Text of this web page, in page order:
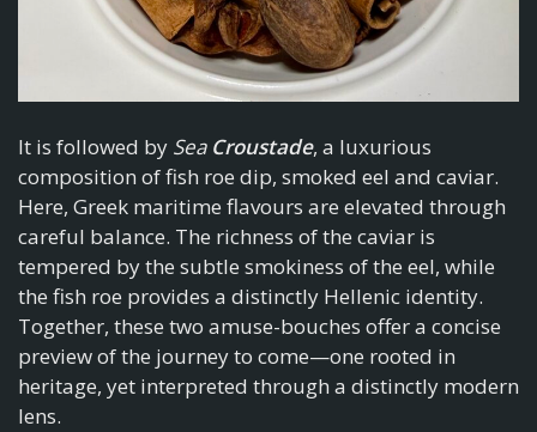
It is followed by Sea Croustade, a luxurious
composition of fish roe dip, smoked eel and caviar.
Here, Greek maritime flavours are elevated through
careful balance. The richness of the caviar is
tempered by the subtle smokiness of the eel, while
the fish roe provides a distinctly Hellenic identity.
Together, these two amuse-bouches offer a concise
preview of the journey to come—one rooted in
heritage, yet interpreted through a distinctly modern
lens.